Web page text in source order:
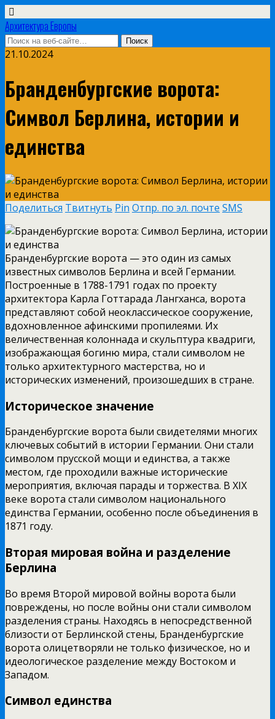
Архитектура Европы
21.10.2024
Бранденбургские ворота:
Символ Берлина, истории и
единства
Поделиться Твитнуть Pin Отпр. по эл. почте SMS
Бранденбургские ворота — это один из самых
известных символов Берлина и всей Германии.
Построенные в 1788-1791 годах по проекту
архитектора Карла Готтарада Лангханса, ворота
представляют собой неоклассическое сооружение,
вдохновленное афинскими пропилеями. Их
величественная колоннада и скульптура квадриги,
изображающая богиню мира, стали символом не
только архитектурного мастерства, но и
исторических изменений, произошедших в стране.
Историческое значение
Бранденбургские ворота были свидетелями многих
ключевых событий в истории Германии. Они стали
символом прусской мощи и единства, а также
местом, где проходили важные исторические
мероприятия, включая парады и торжества. В XIX
веке ворота стали символом национального
единства Германии, особенно после объединения в
1871 году.
Вторая мировая война и разделение
Берлина
Во время Второй мировой войны ворота были
повреждены, но после войны они стали символом
разделения страны. Находясь в непосредственной
близости от Берлинской стены, Бранденбургские
ворота олицетворяли не только физическое, но и
идеологическое разделение между Востоком и
Западом.
Символ единства